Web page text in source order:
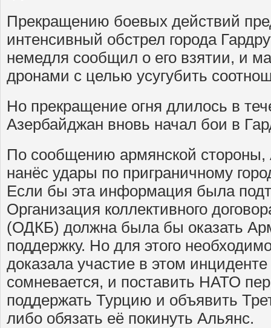
Прекращению боевых действий
интенсивный обстрел города
немедля сообщил о его взятии, и
дронами с целью усугубить
Но прекращение огня длилось в
Азербайджан вновь начал бои в
По сообщению армянской
нанёс удары по приграничному
Если бы эта информация была
Организация коллективного
(ОДКБ) должна была бы оказать
поддержку. Но для этого
доказала участие в этом
сомневается, и поставить НАТО
поддержать Турцию и объявить
либо обязать её покинуть Альянс.